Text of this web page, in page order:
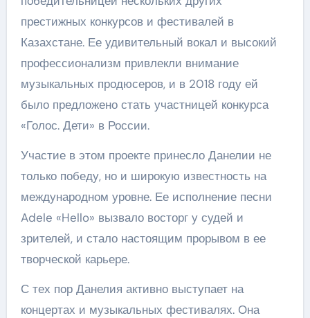
престижных конкурсов и фестивалей в
Казахстане. Ее удивительный вокал и высокий
профессионализм привлекли внимание
музыкальных продюсеров, и в 2018 году ей
было предложено стать участницей конкурса
«Голос. Дети» в России.
Участие в этом проекте принесло Данелии не
только победу, но и широкую известность на
международном уровне. Ее исполнение песни
Adele «Hello» вызвало восторг у судей и
зрителей, и стало настоящим прорывом в ее
творческой карьере.
С тех пор Данелия активно выступает на
концертах и музыкальных фестивалях. Она